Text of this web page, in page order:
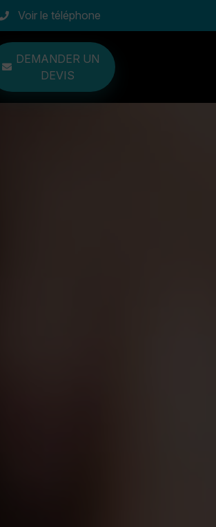
Voir le téléphone
DEMANDER UN
DEVIS